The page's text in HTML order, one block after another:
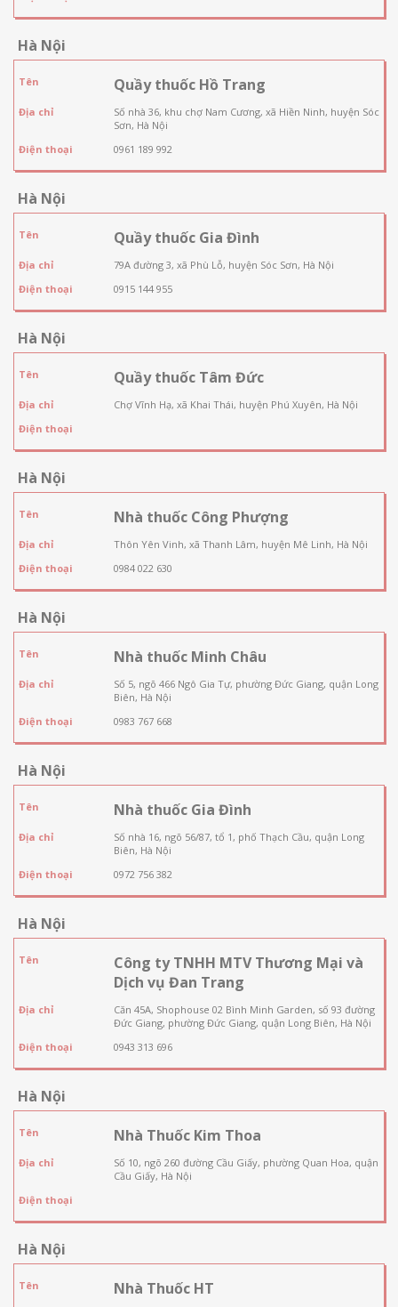
Hà Nội
Tên Quầy thuốc Hồ Trang
Địa chỉ
Số nhà 36, khu chợ Nam Cương, xã Hiền Ninh, huyện Sóc
Sơn, Hà Nội
Điện thoại
0961 189 992
Hà Nội
Tên Quầy thuốc Gia Đình
Địa chỉ
79A đường 3, xã Phù Lỗ, huyện Sóc Sơn, Hà Nội
Điện thoại
0915 144 955
Hà Nội
Tên Quầy thuốc Tâm Đức
Địa chỉ
Chợ Vĩnh Hạ, xã Khai Thái, huyện Phú Xuyên, Hà Nội
Điện thoại
Hà Nội
Tên Nhà thuốc Công Phượng
Địa chỉ
Thôn Yên Vinh, xã Thanh Lâm, huyện Mê Linh, Hà Nội
Điện thoại
0984 022 630
Hà Nội
Tên Nhà thuốc Minh Châu
Địa chỉ
Số 5, ngõ 466 Ngô Gia Tự, phường Đức Giang, quận Long
Biên, Hà Nội
Điện thoại
0983 767 668
Hà Nội
Tên Nhà thuốc Gia Đình
Địa chỉ
Số nhà 16, ngõ 56/87, tổ 1, phố Thạch Cầu, quận Long
Biên, Hà Nội
Điện thoại
0972 756 382
Hà Nội
Tên
Công ty TNHH MTV Thương Mại và
Dịch vụ Đan Trang
Địa chỉ
Căn 45A, Shophouse 02 Bình Minh Garden, số 93 đường
Đức Giang, phường Đức Giang, quận Long Biên, Hà Nội
Điện thoại
0943 313 696
Hà Nội
Tên Nhà Thuốc Kim Thoa
Địa chỉ
Số 10, ngõ 260 đường Cầu Giấy, phường Quan Hoa, quận
Cầu Giấy, Hà Nội
Điện thoại
Hà Nội
Tên Nhà Thuốc HT